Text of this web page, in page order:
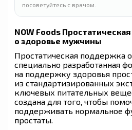
посоветуйтесь с врачом.
NOW Foods
о здоровье мужчины
Простатическая поддержка
специально разработанная
на поддержку здоровья
из стандартизированных
ключевых питательных
создана для того, чтобы
поддерживать нормальное
простаты.